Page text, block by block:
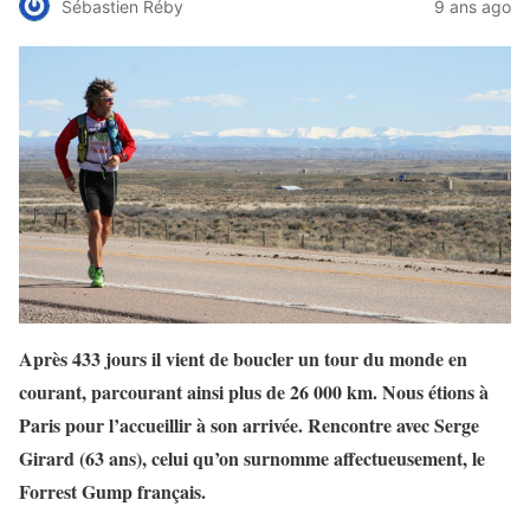
Sébastien Réby 9 ans ago
Après 433 jours il vient de boucler un tour du monde en
courant, parcourant ainsi plus de 26 000 km. Nous étions à
Paris pour l’accueillir à son arrivée. Rencontre avec Serge
Girard (63 ans), celui qu’on surnomme affectueusement, le
Forrest Gump français.